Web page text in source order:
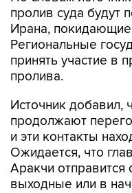
пролив суда будут
Ирана,
Региональные
принять участие в
пролива.
Источник
продолжают
и эти контакты
Ожидается, что
Аракчи отправится
выходные или в